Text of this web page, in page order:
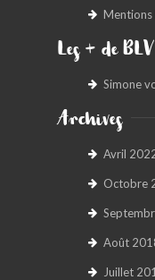
Mentions
Les + de BLV
Simone
Archives
Avril
Octobre
Août
Juillet